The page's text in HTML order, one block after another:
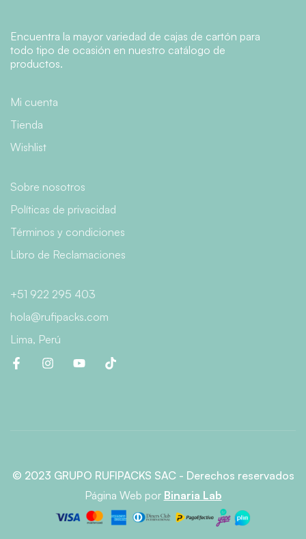
Encuentra la mayor variedad de cajas de cartón para
todo tipo de ocasión en nuestro catálogo de
productos.
Mi cuenta
Tienda
Wishlist
Sobre nosotros
Políticas de privacidad
Términos y condiciones
Libro de Reclamaciones
+51 922 295 403
hola@rufipacks.com
Lima, Perú
© 2023 GRUPO RUFIPACKS SAC - Derechos reservados
Página Web por Binaria Lab